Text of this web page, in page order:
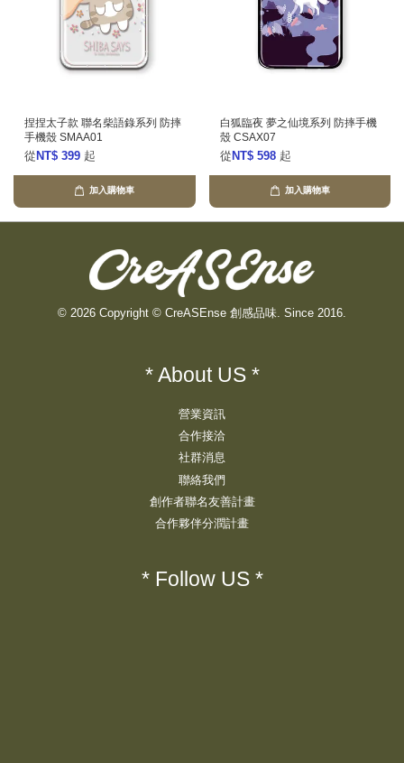
捏捏太子款 聯名柴語錄系列 防摔
手機殼 SMAA01
從 NT$ 399 起
加入購物車
白狐臨夜 夢之仙境系列 防摔手機
殼 CSAX07
從 NT$ 598 起
加入購物車
© 2026 Copyright © CreASEnse 創感品味. Since 2016.
* About US *
營業資訊
合作接洽
社群消息
聯絡我們
創作者聯名友善計畫
合作夥伴分潤計畫
* Follow US *